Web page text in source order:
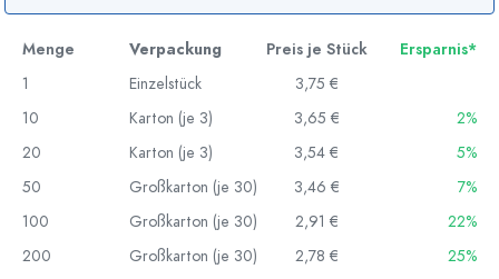
Menge Verpackung Preis je Stück
Ersparnis*
1
Einzelstück
3,75 €
10
Karton (je 3) 3,65 €
2%
20
Karton (je 3) 3,54 €
5%
50
Großkarton (je 30) 3,46 €
7%
100
Großkarton (je 30) 2,91 €
22%
200
Großkarton (je 30) 2,78 €
25%